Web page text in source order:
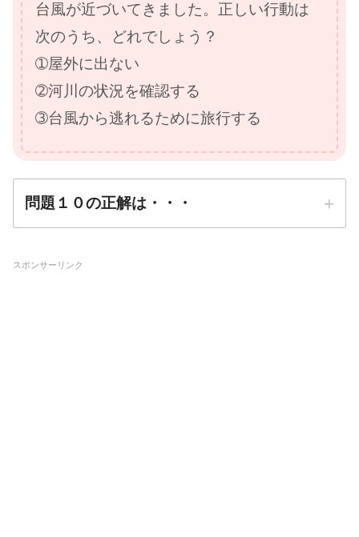
防災先生
台風が近づいてきました。正しい行動は
次のうち、どれでしょう？
➀屋外に出ない
➁河川の状況を確認する
➂台風から逃れるために旅行する
問題１０の正解は・・・
スポンサーリンク